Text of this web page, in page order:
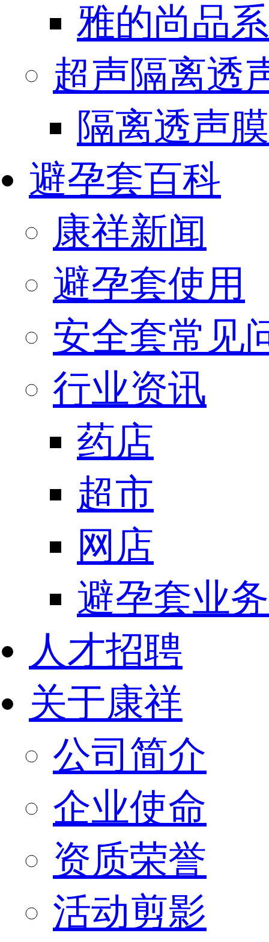
雅的尚品
超声隔离透
隔离透声
避孕套百科
康祥新闻
避孕套使用
安全套常见
行业资讯
药店
超市
网店
避孕套业务
人才招聘
关于康祥
公司简介
企业使命
资质荣誉
活动剪影